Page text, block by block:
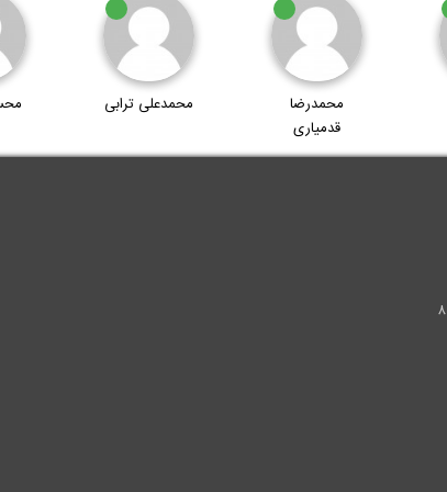
محمدرضا
قدمیاری
محمدعلی ترابی